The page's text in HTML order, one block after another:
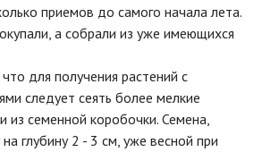
приемов до самого начала лета.
а собрали из уже имеющихся
для получения растений с
следует сеять более мелкие
из семенной коробочки. Семена,
глубину 2 - 3 см, уже весной при